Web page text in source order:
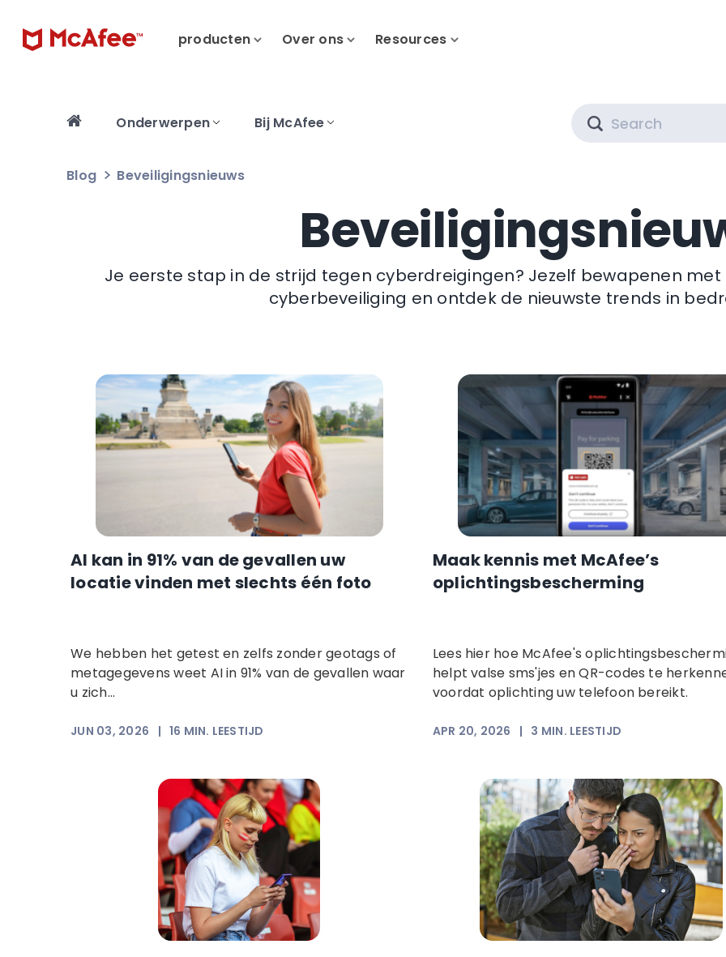
producten Over ons Resources
Onderwerpen Bij McAfee
Blog Beveiligingsnieuws
Je eerste stap in de strijd tegen cyberdreigingen? Jezelf bewapenen met
cyberbeveiliging en ontdek de nieuwste trends in
AI kan in 91% van de gevallen uw
locatie vinden met slechts één foto
We hebben het getest en zelfs zonder geotags of
metagegevens weet AI in 91% van de gevallen waar
u zich...
JUN 03, 2026 | 16 MIN. LEESTIJD
Maak kennis met McAfee’s
oplichtingsbescherming
Lees hier hoe McAfee's
helpt valse sms'jes en QR-codes te
voordat oplichting uw telefoon bereikt.
APR 20, 2026 | 3 MIN. LEESTIJD